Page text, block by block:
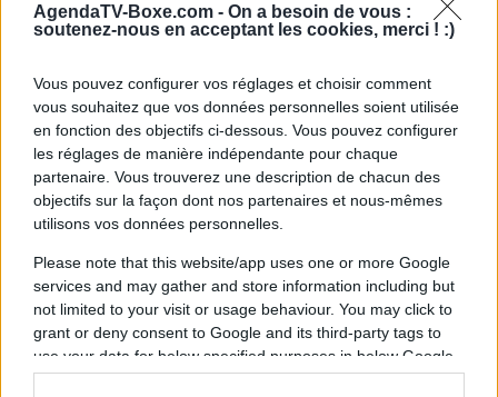
AgendaTV-Boxe.com - On a besoin de vous :
soutenez-nous en acceptant les cookies, merci ! :)
Vous pouvez configurer vos réglages et choisir comment
vous souhaitez que vos données personnelles soient utilisée
en fonction des objectifs ci-dessous. Vous pouvez configurer
les réglages de manière indépendante pour chaque
partenaire. Vous trouverez une description de chacun des
objectifs sur la façon dont nos partenaires et nous-mêmes
utilisons vos données personnelles.
Please note that this website/app uses one or more Google
services and may gather and store information including but
not limited to your visit or usage behaviour. You may click to
grant or deny consent to Google and its third-party tags to
use your data for below specified purposes in below Google
consent section.
Samedi 20 septembre 2025
20h30
KSW
La diffusion du combat de MMA entreKSW
110aura lieusamedi 20 septembre 2025 à